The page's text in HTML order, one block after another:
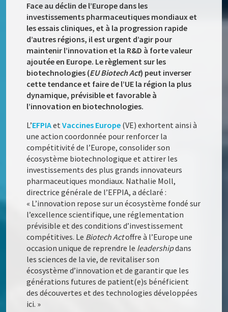
Face au déclin de l’Europe dans les
investissements pharmaceutiques mondiaux et
les essais cliniques, et à la progression rapide
d’autres régions, il est urgent d’agir pour
maintenir l’innovation et la R&D à forte valeur
ajoutée en Europe. Le règlement sur les
biotechnologies (EU Biotech Act) peut inverser
cette tendance et faire de l’UE la région la plus
dynamique, prévisible et favorable à
l’innovation en biotechnologies.
L’EFPIAetVaccines Europe (VE) exhortent ainsi à
une action coordonnée pour renforcer la
compétitivité de l’Europe, consolider son
écosystème biotechnologique et attirer les
investissements des plus grands innovateurs
pharmaceutiques mondiaux. Nathalie Moll,
directrice générale de l’EFPIA, a déclaré :
« L’innovation repose sur un écosystème fondé sur
l’excellence scientifique, une réglementation
prévisible et des conditions d’investissement
compétitives. Le Biotech Actoffre à l’Europe une
occasion unique de reprendre le leadershipdans
les sciences de la vie, de revitaliser son
écosystème d’innovation et de garantir que les
générations futures de patient(e)s bénéficient
des découvertes et des technologies développées
ici. »